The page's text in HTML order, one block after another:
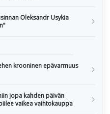
Oleksandr Usykia
krooninen epävarmuus
jopa kahden päivän
vaikea vaihtokauppa